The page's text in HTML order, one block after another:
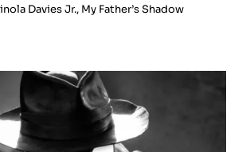
Davies Jr., My Father’s Shadow